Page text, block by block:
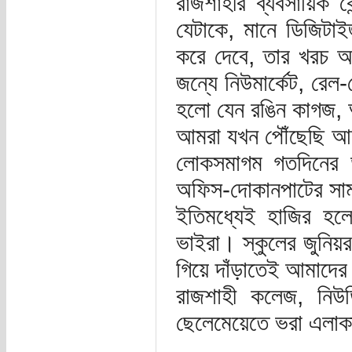
যেটাকে, মানে
করে দেবে, তার খরচ
জন্যে নিউমার্কেট,
হলো যেন রঙিন কাগজ,
আমরা যখন পৌঁছেছি
লোকসমাগম
অফিস-দোকানপাটের
ইতিমধ্যেই হাজির
ভাইরা। স্কুলের
গিয়ে দাঁড়াতেই
রাজশাহী কলেজ,
ছেলেমেয়েতে ভরা